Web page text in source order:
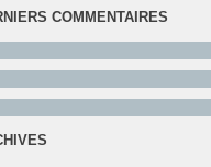
COMMENTAIRES